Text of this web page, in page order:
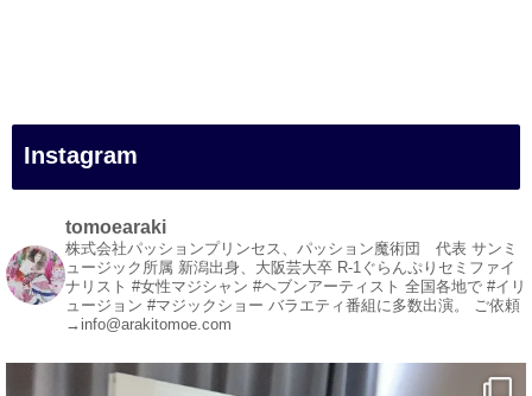
#白浜町
#変面ショー
#イベント
#宴会
#余興
1 3 X
Instagram
tomoearaki
株式会社パッションプリンセス、パッション魔術団 代表 サンミ
ュージック所属 新潟出身、大阪芸大卒 R-1ぐらんぷりセミファイ
ナリスト #女性マジシャン #ヘブンアーティスト 全国各地で #イリ
ュージョン #マジックショー バラエティ番組に多数出演。 ご依頼
→info@arakitomoe.com